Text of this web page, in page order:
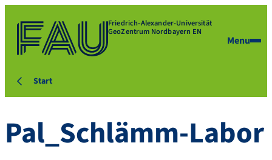
Friedrich-Alexander-Universität
GeoZentrum Nordbayern EN
Menu
Start
Pal_Schlämm-Labor